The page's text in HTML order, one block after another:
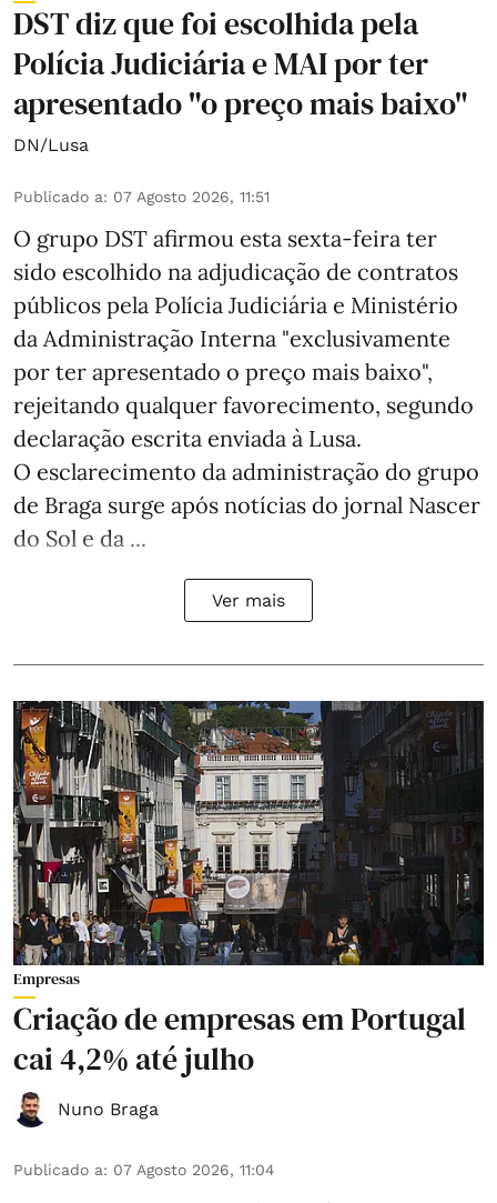
DST diz que foi escolhida pela
Polícia Judiciária e MAI por ter
apresentado "o preço mais baixo"
DN/Lusa
Publicado a: 07 Agosto 2026, 11:51
O grupo DST afirmou esta sexta-feira ter
sido escolhido na adjudicação de contratos
públicos pela Polícia Judiciária e Ministério
da Administração Interna "exclusivamente
por ter apresentado o preço mais baixo",
rejeitando qualquer favorecimento, segundo
declaração escrita enviada à Lusa.
O esclarecimento da administração do grupo
de Braga surge após notícias do jornal Nascer
do Sol e da ...
Ver mais
Empresas
Criação de empresas em Portugal
cai 4,2% até julho
Nuno Braga
Publicado a: 07 Agosto 2026, 11:04